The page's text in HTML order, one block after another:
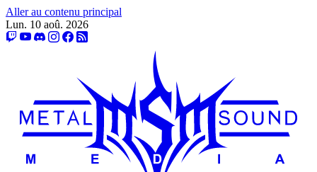
Aller au contenu principal
Lun. 10 aoû. 2026